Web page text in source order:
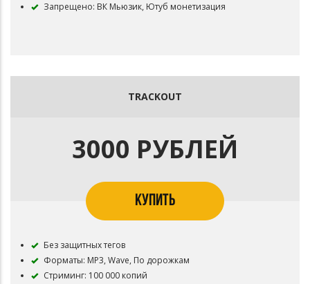
Запрещено: ВК Мьюзик, Ютуб монетизация
TRACKOUT
3000 РУБЛЕЙ
КУПИТЬ
Без защитных тегов
Форматы: MP3, Wave, По дорожкам
Стриминг: 100 000 копий